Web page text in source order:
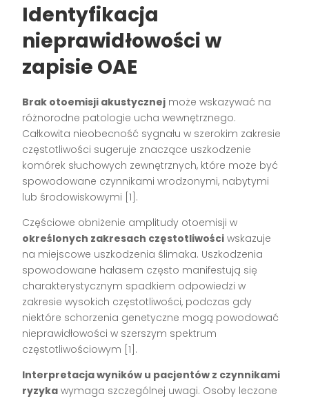
Identyfikacja
nieprawidłowości w
zapisie OAE
Brak otoemisji akustycznej może wskazywać na
różnorodne patologie ucha wewnętrznego.
Całkowita nieobecność sygnału w szerokim zakresie
częstotliwości sugeruje znaczące uszkodzenie
komórek słuchowych zewnętrznych, które może być
spowodowane czynnikami wrodzonymi, nabytymi
lub środowiskowymi [1].
Częściowe obniżenie amplitudy otoemisji w
określonych zakresach częstotliwości wskazuje
na miejscowe uszkodzenia ślimaka. Uszkodzenia
spowodowane hałasem często manifestują się
charakterystycznym spadkiem odpowiedzi w
zakresie wysokich częstotliwości, podczas gdy
niektóre schorzenia genetyczne mogą powodować
nieprawidłowości w szerszym spektrum
częstotliwościowym [1].
Interpretacja wyników u pacjentów z czynnikami
ryzyka wymaga szczególnej uwagi. Osoby leczone